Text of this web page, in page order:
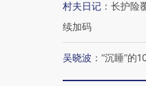
村夫日记 ： 长护险
续加码
吴晓波 ： “沉睡”的